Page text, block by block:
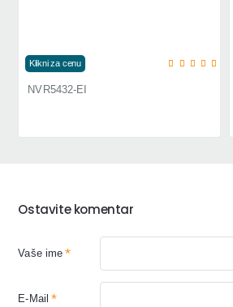
Klikni za cenu
NVR5432-EI
Ostavite komentar
Vaše ime
E-Mail